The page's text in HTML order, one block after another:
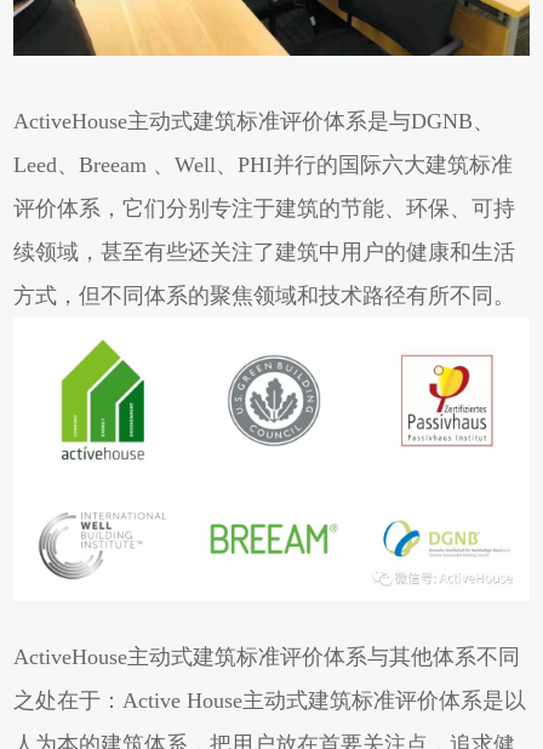
ActiveHouse主动式建筑标准评价体系是与DGNB、
Leed、Breeam 、Well、PHI并行的国际六大建筑标准
评价体系，它们分别专注于建筑的节能、环保、可持
续领域，甚至有些还关注了建筑中用户的健康和生活
方式，但不同体系的聚焦领域和技术路径有所不同。
ActiveHouse主动式建筑标准评价体系与其他体系不同
之处在于：Active House主动式建筑标准评价体系是以
人为本的建筑体系，把用户放在首要关注点，追求健